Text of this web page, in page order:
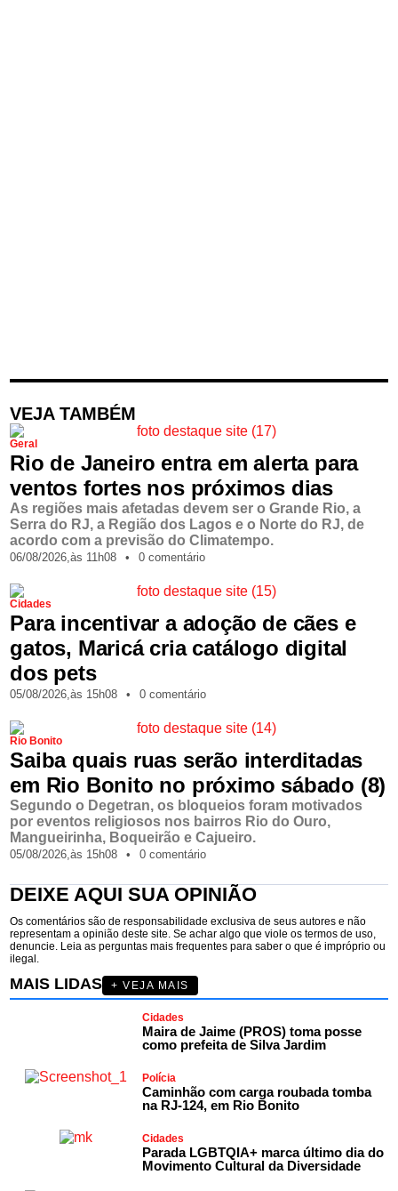
VEJA TAMBÉM
Geral
Rio de Janeiro entra em alerta para
ventos fortes nos próximos dias
As regiões mais afetadas devem ser o Grande Rio, a
Serra do RJ, a Região dos Lagos e o Norte do RJ, de
acordo com a previsão do Climatempo.
06/08/2026,às 11h08 • 0 comentário
Cidades
Para incentivar a adoção de cães e
gatos, Maricá cria catálogo digital
dos pets
05/08/2026,às 15h08 • 0 comentário
Rio Bonito
Saiba quais ruas serão interditadas
em Rio Bonito no próximo sábado (8)
Segundo o Degetran, os bloqueios foram motivados
por eventos religiosos nos bairros Rio do Ouro,
Mangueirinha, Boqueirão e Cajueiro.
05/08/2026,às 15h08 • 0 comentário
DEIXE AQUI SUA OPINIÃO
Os comentários são de responsabilidade exclusiva de seus autores e não
representam a opinião deste site. Se achar algo que viole os termos de uso,
denuncie. Leia as perguntas mais frequentes para saber o que é impróprio ou
ilegal.
MAIS LIDAS + VEJA MAIS
Cidades
Maira de Jaime (PROS) toma posse
como prefeita de Silva Jardim
Polícia
Caminhão com carga roubada tomba
na RJ-124, em Rio Bonito
Cidades
Parada LGBTQIA+ marca último dia do
Movimento Cultural da Diversidade